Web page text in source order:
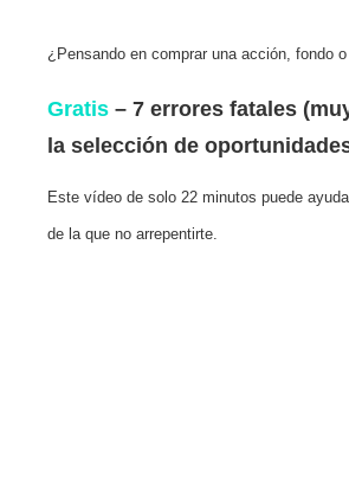
¿Pensando en comprar una acción, fondo
Gratis– 7 errores fatales
la selección de
Este vídeo de solo 22 minutos puede
de la que no arrepentirte.